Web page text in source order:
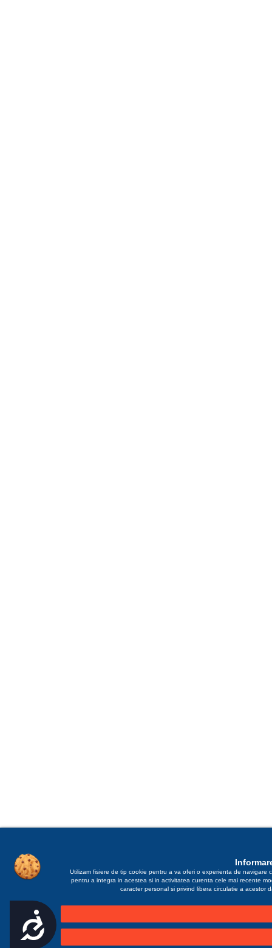
Accesibilitate
Utilizam fisiere de tip cookie pentru a va oferi o experienta de navigare
pentru a integra in acestea si in activitatea curenta cele mai recente
caracter personal si privind libera circulatie a acestor